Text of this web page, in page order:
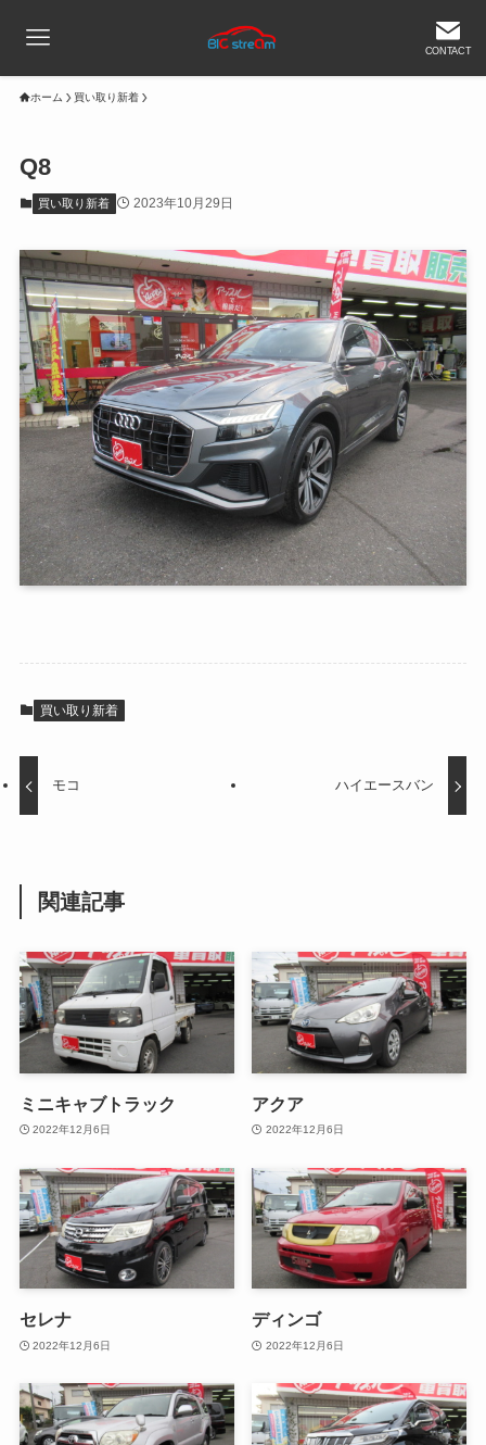
CONTACT
ホーム 買い取り新着
Q8
買い取り新着 2023年10月29日
買い取り新着
モコ ハイエースバン
関連記事
ミニキャブトラック
2022年12月6日
アクア
2022年12月6日
セレナ
2022年12月6日
ディンゴ
2022年12月6日